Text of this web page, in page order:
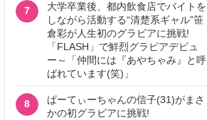
7
大学卒業後、都内飲食店でバイトを
しながら活動する“清楚系ギャル”笹
倉彩が人生初のグラビアに挑戦!
「FLASH」で鮮烈グラビアデビュ
ー～「仲間には『あやちゃみ』と呼
ばれています(笑)」
8
ぱーてぃーちゃんの信子(31)がまさ
かの初グラビアに挑戦!